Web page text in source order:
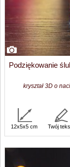
Podziękowanie
kryształ 3D o
12x5x5 cm Twój